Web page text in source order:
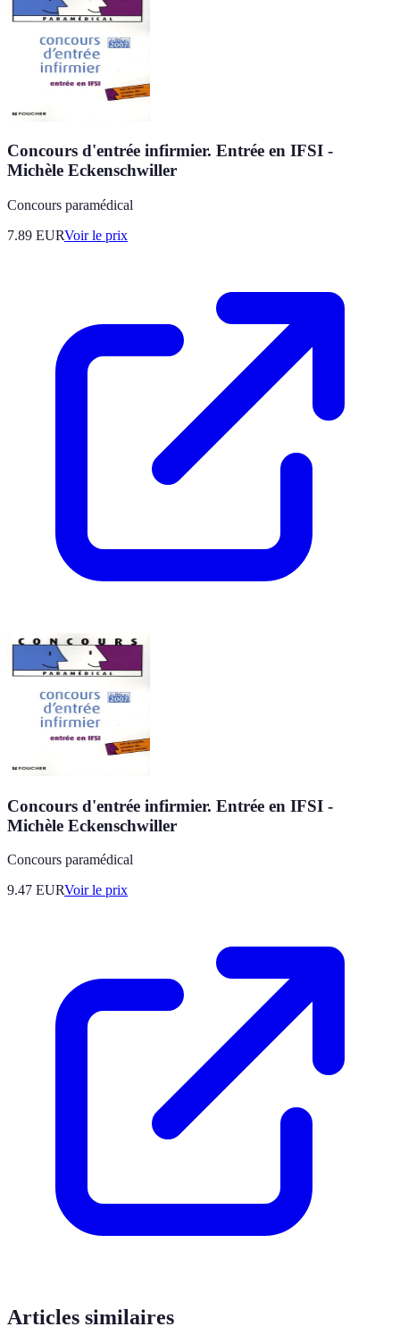
Concours d'entrée infirmier. Entrée en IFSI -
Michèle Eckenschwiller
Concours paramédical
7.89 EURVoir le prix
Concours d'entrée infirmier. Entrée en IFSI -
Michèle Eckenschwiller
Concours paramédical
9.47 EURVoir le prix
Articles similaires